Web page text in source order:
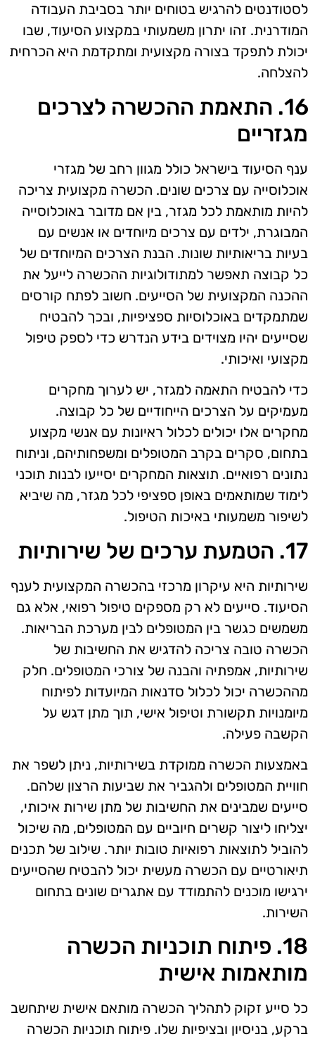
לסטודנטים להרגיש בטוחים יותר בסביבת העבודה
המודרנית. זהו יתרון משמעותי במקצוע הסיעוד, שבו
יכולת לתפקד בצורה מקצועית ומתקדמת היא הכרחית
להצלחה.
16. התאמת ההכשרה לצרכים
מגזריים
ענף הסיעוד בישראל כולל מגוון רחב של מגזרי
אוכלוסייה עם צרכים שונים. הכשרה מקצועית צריכה
להיות מותאמת לכל מגזר, בין אם מדובר באוכלוסייה
המבוגרת, ילדים עם צרכים מיוחדים או אנשים עם
בעיות בריאותיות שונות. הבנת הצרכים המיוחדים של
כל קבוצה תאפשר למתודולוגיות ההכשרה לייעל את
ההכנה המקצועית של הסייעים. חשוב לפתח קורסים
שמתמקדים באוכלוסיות ספציפיות, ובכך להבטיח
שסייעים יהיו מצוידים בידע הנדרש כדי לספק טיפול
מקצועי ואיכותי.
כדי להבטיח התאמה למגזר, יש לערוך מחקרים
מעמיקים על הצרכים הייחודיים של כל קבוצה.
מחקרים אלו יכולים לכלול ראיונות עם אנשי מקצוע
בתחום, סקרים בקרב המטופלים ומשפחותיהם, וניתוח
נתונים רפואיים. תוצאות המחקרים יסייעו לבנות תוכני
לימוד שמותאמים באופן ספציפי לכל מגזר, מה שיביא
לשיפור משמעותי באיכות הטיפול.
17. הטמעת ערכים של שירותיות
שירותיות היא עיקרון מרכזי בהכשרה המקצועית לענף
הסיעוד. סייעים לא רק מספקים טיפול רפואי, אלא גם
משמשים כגשר בין המטופלים לבין מערכת הבריאות.
הכשרה טובה צריכה להדגיש את החשיבות של
שירותיות, אמפתיה והבנה של צורכי המטופלים. חלק
מההכשרה יכול לכלול סדנאות המיועדות לפיתוח
מיומנויות תקשורת וטיפול אישי, תוך מתן דגש על
הקשבה פעילה.
באמצעות הכשרה ממוקדת בשירותיות, ניתן לשפר את
חוויית המטופלים ולהגביר את שביעות הרצון שלהם.
סייעים שמבינים את החשיבות של מתן שירות איכותי,
יצליחו ליצור קשרים חיוביים עם המטופלים, מה שיכול
להוביל לתוצאות רפואיות טובות יותר. שילוב של תכנים
תיאורטיים עם הכשרה מעשית יכול להבטיח שהסייעים
ירגישו מוכנים להתמודד עם אתגרים שונים בתחום
השירות.
18. פיתוח תוכניות הכשרה
מותאמות אישית
כל סייע זקוק לתהליך הכשרה מותאם אישית שיתחשב
ברקע, בניסיון ובציפיות שלו. פיתוח תוכניות הכשרה